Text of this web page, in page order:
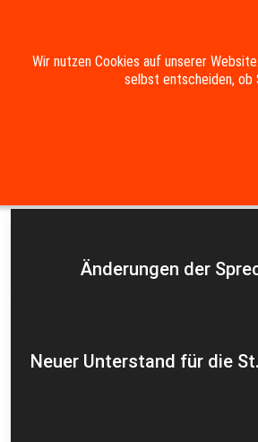
Impressum
Änderungen der
Neuer Unterstand für die
Wir nutzen Cookies auf unserer
selbst entscheiden, ob